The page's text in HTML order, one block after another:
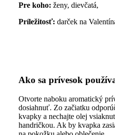
Pre koho: ženy, dievčatá,
Príležitosť: darček na
Ako sa prívesok
Otvorte naboku aromatický
dosiahnuť. Zo začiatku
kvapky a nechajte olej
handričkou. Ak by kvapka